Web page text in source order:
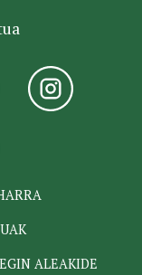
EGIN ALEAKIDE